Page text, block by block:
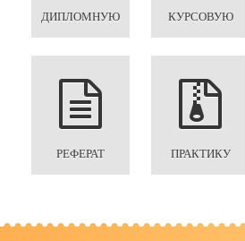
ДИПЛОМНУЮ КУРСОВУЮ
РЕФЕРАТ ПРАКТИКУ